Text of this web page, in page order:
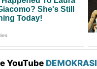
YouTube DEMOKRASI